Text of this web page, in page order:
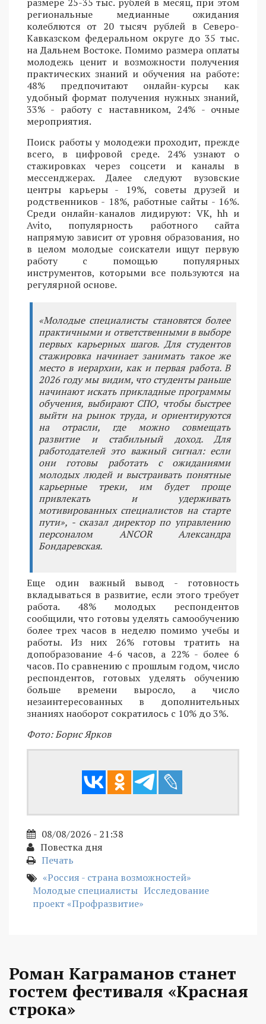
региональные медианные ожидания
колеблются от 20 тысяч рублей в Северо-
Кавказском федеральном округе до 35 тыс.
на Дальнем Востоке. Помимо размера оплаты
молодежь ценит и возможности получения
практических знаний и обучения на работе:
48% предпочитают онлайн-курсы как
удобный формат получения нужных знаний,
33% - работу с наставником, 24% - очные
мероприятия.
Поиск работы у молодежи проходит, прежде
всего, в цифровой среде. 24% узнают о
стажировках через соцсети и каналы в
мессенджерах. Далее следуют вузовские
центры карьеры - 19%, советы друзей и
родственников - 18%, работные сайты - 16%.
Среди онлайн-каналов лидируют: VK, hh и
Avito, популярность работного сайта
напрямую зависит от уровня образования, но
в целом молодые соискатели ищут первую
работу с помощью популярных
инструментов, которыми все пользуются на
регулярной основе.
«Молодые специалисты становятся более
практичными и ответственными в выборе
первых карьерных шагов. Для студентов
стажировка начинает занимать такое же
место в иерархии, как и первая работа. В
2026 году мы видим, что студенты раньше
начинают искать прикладные программы
обучения, выбирают СПО, чтобы быстрее
выйти на рынок труда, и ориентируются
на отрасли, где можно совмещать
развитие и стабильный доход. Для
работодателей это важный сигнал: если
они готовы работать с ожиданиями
молодых людей и выстраивать понятные
карьерные треки, им будет проще
привлекать и удерживать
мотивированных специалистов на старте
пути», - сказал директор по управлению
персоналом ANCOR Александра
Бондаревская.
Еще один важный вывод - готовность
вкладываться в развитие, если этого требует
работа. 48% молодых респондентов
сообщили, что готовы уделять самообучению
более трех часов в неделю помимо учебы и
работы. Из них 26% готовы тратить на
допобразование 4-6 часов, а 22% - более 6
часов. По сравнению с прошлым годом, число
респондентов, готовых уделять обучению
больше времени выросло, а число
незаинтересованных в дополнительных
знаниях наоборот сократилось с 10% до 3%.
Фото: Борис Ярков
08/08/2026 - 21:38
Повестка дня
Печать
«Россия - страна возможностей»
Молодые специалисты Исследование
проект «Профразвитие»
Роман Каграманов станет
гостем фестиваля «Красная
строка»